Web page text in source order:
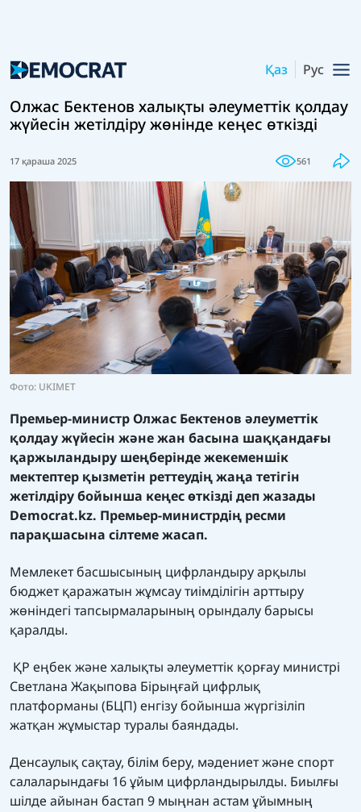
Қаз Рус
Олжас Бектенов халықты әлеуметтік қолдау
жүйесін жетілдіру жөнінде кеңес өткізді
17 қараша 2025 561
Фото: UKIMET
Премьер-министр Олжас Бектенов әлеуметтік
қолдау жүйесін және жан басына шаққандағы
қаржыландыру шеңберінде жекеменшік
мектептер қызметін реттеудің жаңа тетігін
жетілдіру бойынша кеңес өткізді деп жазады
Democrat.kz. Премьер-министрдің ресми
парақшасына сілтеме жасап.
Мемлекет басшысының цифрландыру арқылы
бюджет қаражатын жұмсау тиімділігін арттыру
жөніндегі тапсырмаларының орындалу барысы
қаралды.
ҚР еңбек және халықты әлеуметтік қорғау министрі
Светлана Жақыпова Бірыңғай цифрлық
платформаны (БЦП) енгізу бойынша жүргізіліп
жатқан жұмыстар туралы баяндады.
Денсаулық сақтау, білім беру, мәдениет және спорт
салаларындағы 16 ұйым цифрландырылды. Биылғы
шілде айынан бастап 9 мыңнан астам ұйымның